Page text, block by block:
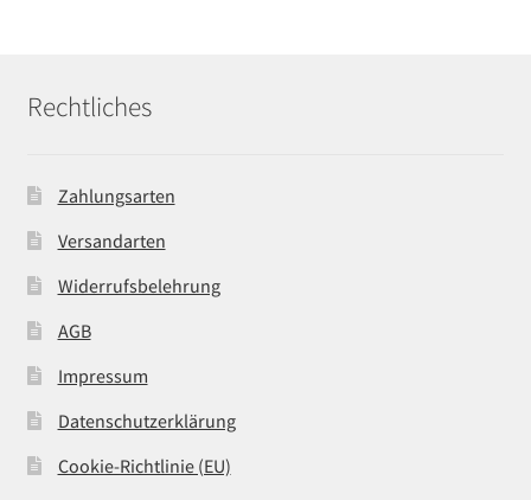
Rechtliches
Zahlungsarten
Versandarten
Widerrufsbelehrung
AGB
Impressum
Datenschutzerklärung
Cookie-Richtlinie (EU)